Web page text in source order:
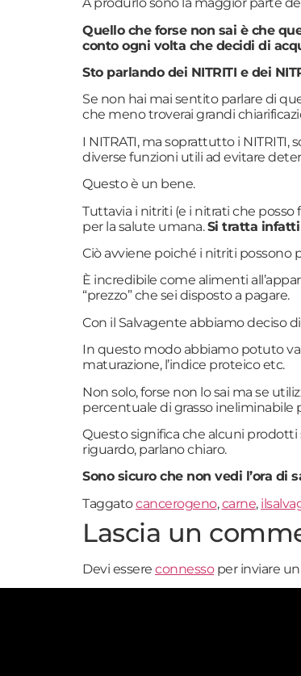
Quello che forse non sai è che
conto ogni volta che decidi di
Sto parlando dei NITRITI e dei
Se non hai mai sentito parlare di
che meno troverai grandi
I NITRATI, ma soprattutto i
diverse funzioni utili ad evitare
Questo è un bene.
Tuttavia i nitriti (e i nitrati che
per la salute umana.Si tratta infatti
Ciò avviene poiché i nitriti possono
È incredibile come alimenti
“prezzo” che sei disposto a pagare.
Con il Salvagente abbiamo deciso
In questo modo abbiamo potuto
maturazione, l’indice proteico etc.
Non solo, forse non lo sai ma se
percentuale di grasso ineliminabile
Questo significa che alcuni prodotti
riguardo, parlano chiaro.
Sono sicuro che non vedi l’ora di
Taggatocancerogeno,carne,
Lascia un
Devi essere connessoper inviare